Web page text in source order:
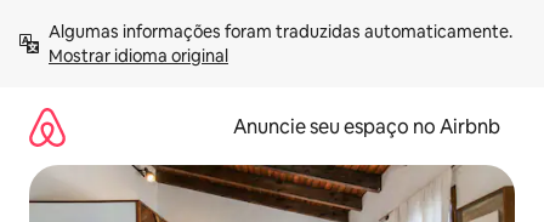
para
Mostrar idioma original
Anuncie seu espaço no Airbnb